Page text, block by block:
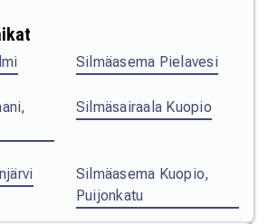
Silmäasema Pielavesi
Silmäsairaala Kuopio
Silmäasema Kuopio,
Puijonkatu